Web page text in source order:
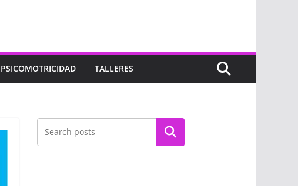
PSICOMOTRICIDAD TALLERES
Buscar